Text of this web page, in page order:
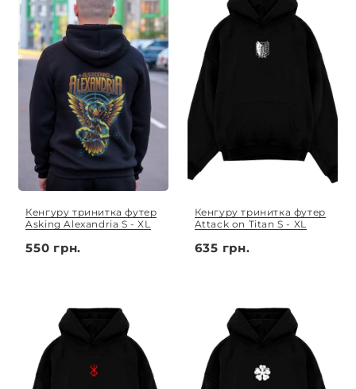
Кенгуру тринитка футер
Asking Alexandria S - XL
550 грн.
Кенгуру тринитка футер
Attack on Titan S - XL
635 грн.